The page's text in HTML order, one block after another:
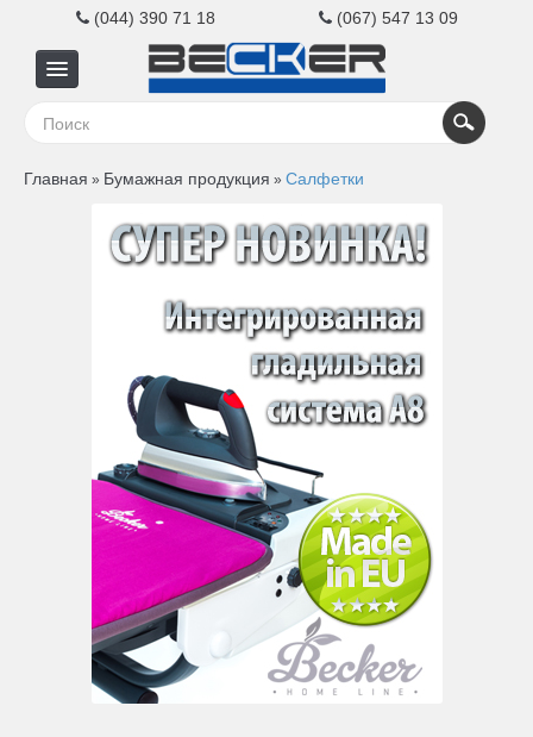
(044) 390 71 18 (067) 547 13 09
бизнеса
Контакты
Главная » Бумажная продукция » Салфетки